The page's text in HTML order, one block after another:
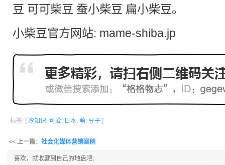
豆 可可柴豆 蚕小柴豆 扁小柴豆。
小柴豆官方网站: mame-shiba.jp
标签: [ 冷知识, 可爱, 日本, 萌, 豆子 ]
<< 上一篇： 社会化媒体营销案例
喜欢，就收藏到自己的地盘吧：